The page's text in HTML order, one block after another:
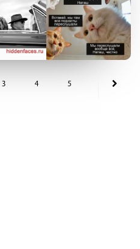
3 4 5